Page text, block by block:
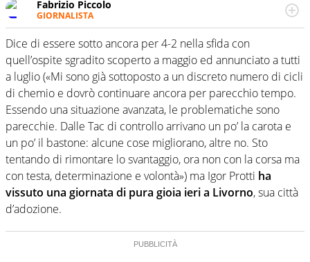
Fabrizio Piccolo
GIORNALISTA
Nella sua carriera ha seguito numerose manifestazioni
sportive e collaborato con agenzie e testate. Esperienza,
competenza, conoscenza e memoria storica. Si occupa
prevalentemente di calcio
Dice di essere sotto ancora per 4-2 nella sfida con
quell’ospite sgradito scoperto a maggio ed annunciato a tutti
a luglio («Mi sono già sottoposto a un discreto numero di cicli
di chemio e dovrò continuare ancora per parecchio tempo.
Essendo una situazione avanzata, le problematiche sono
parecchie. Dalle Tac di controllo arrivano un po’ la carota e
un po’ il bastone: alcune cose migliorano, altre no. Sto
tentando di rimontare lo svantaggio, ora non con la corsa ma
con testa, determinazione e volontà») ma Igor Protti ha
vissuto una giornata di pura gioia ieri a Livorno, sua città
d’adozione.